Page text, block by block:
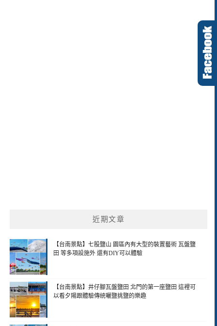
近期文章
【台南景點】七股鹽山 園區內有大型的裝置藝術 瓦盤鹽
田 等多項設施外 還有DIY可以體驗
【台南景點】井仔腳瓦盤鹽田 北門的第一座鹽田 這裡可
以看夕陽跟體驗傳統曬鹽挑鹽的樂趣